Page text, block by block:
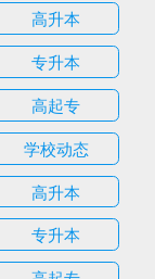
高升本
专升本
高起专
学校动态
高升本
专升本